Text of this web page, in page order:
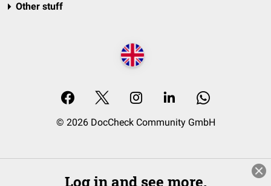
Other stuff
© 2026 DocCheck Community GmbH
Log in and see more.